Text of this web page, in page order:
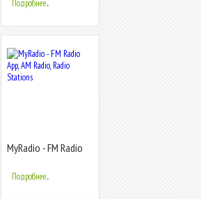
Подробнее...
MyRadio - FM Radio
Stations
Подробнее...